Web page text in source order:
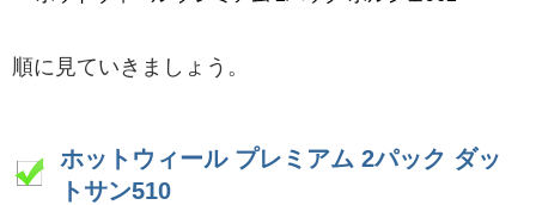
順に見ていきましょう。
ホットウィール プレミアム 2パック ダッ
トサン510